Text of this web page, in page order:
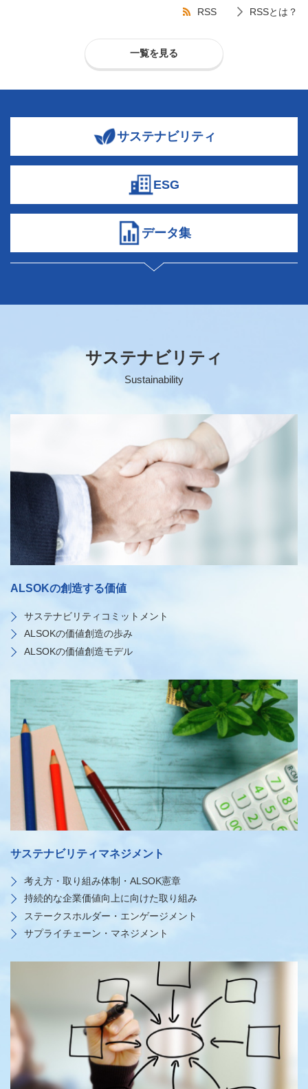
RSS RSSとは？
一覧を見る
サステナビリティ
ESG
データ集
サステナビリティ
ALSOKの創造する価値
サステナビリティコミットメント
ALSOKの価値創造の歩み
ALSOKの価値創造モデル
サステナビリティマネジメント
考え方・取り組み体制・ALSOK憲章
持続的な企業価値向上に向けた取り組み
ステークスホルダー・エンゲージメント
サプライチェーン・マネジメント